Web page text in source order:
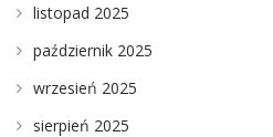
listopad 2025
październik 2025
wrzesień 2025
sierpień 2025